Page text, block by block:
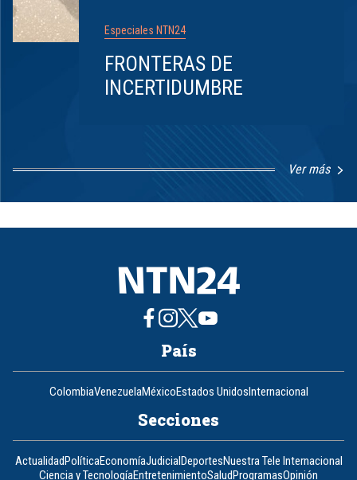
Especiales NTN24
FRONTERAS DE
INCERTIDUMBRE
Ver más
1
8
País
ColombiaVenezuelaMéxicoEstados UnidosInternacional
Secciones
ActualidadPolíticaEconomíaJudicialDeportesNuestra Tele Internacional
Ciencia y TecnologíaEntretenimientoSaludProgramasOpinión